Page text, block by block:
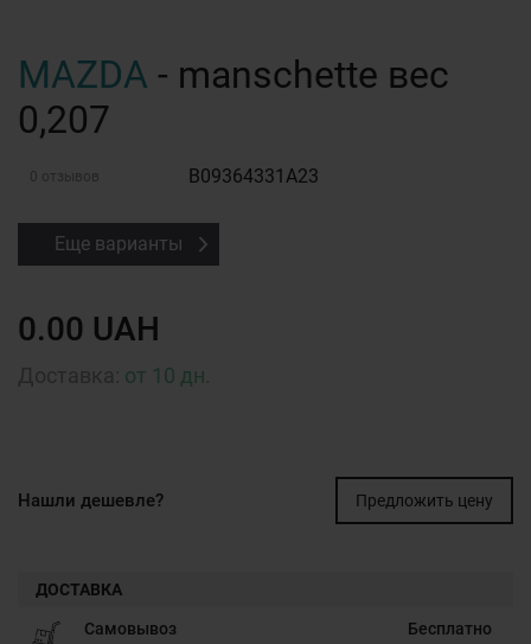
MAZDA - manschette вес
0,207
0 отзывов B09364331A23
Еще варианты
0.00 UAH
от 10 дн.
Нашли дешевле? Предложить цену
ДОСТАВКА
Самовывоз Бесплатно